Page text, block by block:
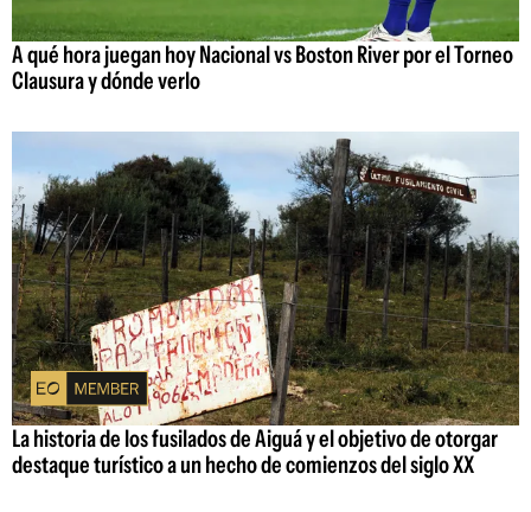
A qué hora juegan hoy Nacional vs Boston River por el Torneo
Clausura y dónde verlo
La historia de los fusilados de Aiguá y el objetivo de otorgar
destaque turístico a un hecho de comienzos del siglo XX